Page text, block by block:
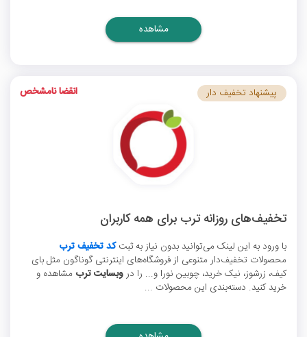
مشاهده
تخفیف‌های روزانه ترب برای همه کاربران
با ورود به این لینک می‌توانید بدون نیاز به ثبتکد تخفیف ترب
محصولات تخفیف‌دار متنوعی از فروشگاه‌های اینترنتی گوناگون مثل بای
کیف، زرشوز، نیک خرید، چوبین نورا و... را دروبسایت ترب مشاهده و
خرید کنید. دسته‌بندی این محصولات ...
پیشنهاد تخفیف دار انقضا نامشخص